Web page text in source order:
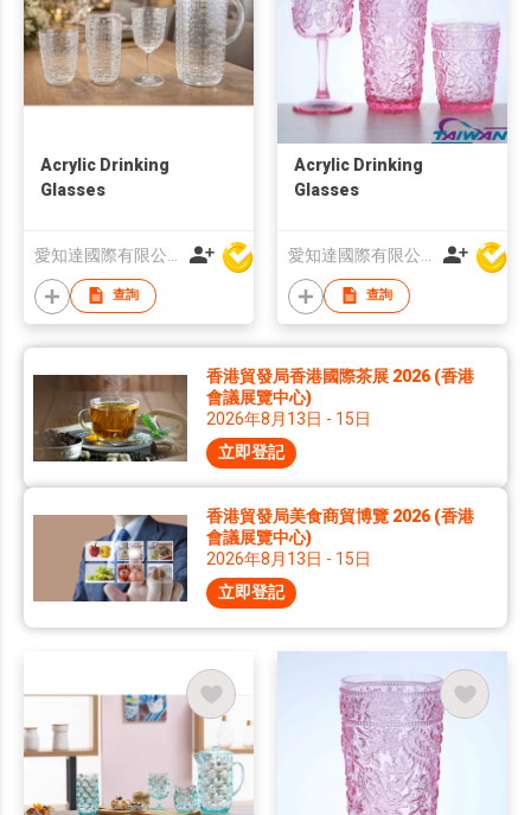
Acrylic Drinking
Glasses
查詢
Acrylic Drinking
Glasses
查詢
香港貿發局香港國際茶展 2026 (香港
會議展覽中心)
2026年8月13日 - 15日
立即登記
香港貿發局美食商貿博覽 2026 (香港
會議展覽中心)
2026年8月13日 - 15日
立即登記